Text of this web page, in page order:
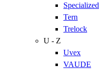
Specialized
Tern
Trelock
U - Z
Uvex
VAUDE